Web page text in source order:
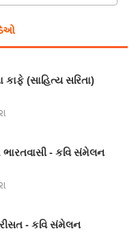
કાફે (સાહિત્ય સરિતા)
ભારતવાસી - કવિ સંમેલન
- કવિ સંમેલન